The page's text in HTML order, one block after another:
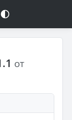
от